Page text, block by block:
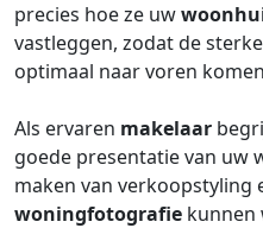
precies hoe ze uw
vastleggen, zodat de
optimaal naar voren
Als ervaren makelaar
goede presentatie van uw
maken van verkoopstyling
woningfotografie kunnen